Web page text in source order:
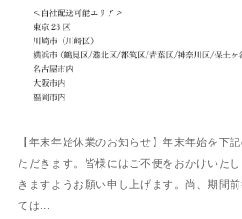
【年末年始休業のお知らせ】年末年始を下
ただきます。皆様にはご不便をおかけいた
きますようお願い申し上げます。尚、期間
ては...